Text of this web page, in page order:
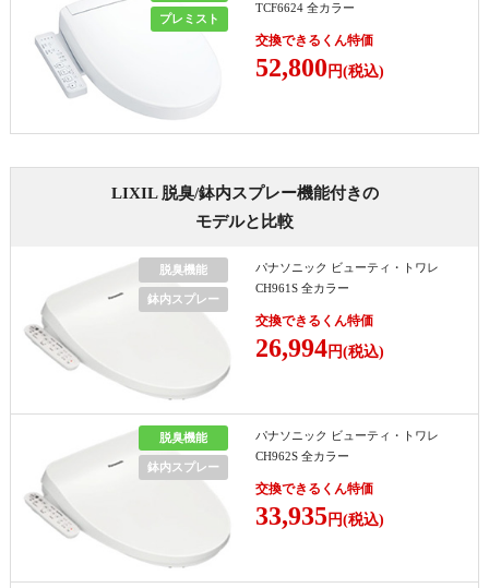
プレミスト
TCF6624 全カラー
交換できるくん特価
52,800 円(税込)
LIXIL 脱臭/鉢内スプレー機能付きの
モデルと比較
脱臭機能
鉢内スプレー
パナソニック ビューティ・トワレ
CH961S 全カラー
交換できるくん特価
26,994 円(税込)
脱臭機能
鉢内スプレー
パナソニック ビューティ・トワレ
CH962S 全カラー
交換できるくん特価
33,935 円(税込)